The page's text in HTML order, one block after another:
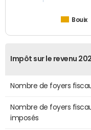
Bouix
Impôt sur le revenu
Nombre de foyers
Nombre de foyers
imposés